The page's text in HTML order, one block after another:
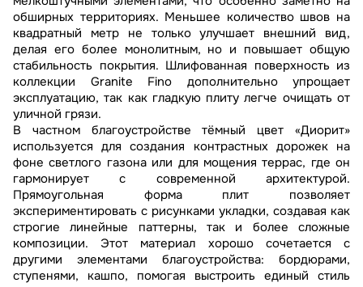
обширных территориях. Меньшее количество швов на
квадратный метр не только улучшает внешний вид,
делая его более монолитным, но и повышает общую
стабильность покрытия. Шлифованная поверхность из
коллекции Granite Fino дополнительно упрощает
эксплуатацию, так как гладкую плиту легче очищать от
уличной грязи.
В частном благоустройстве тёмный цвет «Диорит»
используется для создания контрастных дорожек на
фоне светлого газона или для мощения террас, где он
гармонирует с современной архитектурой.
Прямоугольная форма плит позволяет
экспериментировать с рисунками укладки, создавая как
строгие линейные паттерны, так и более сложные
композиции. Этот материал хорошо сочетается с
другими элементами благоустройства: бордюрами,
ступенями, кашпо, помогая выстроить единый стиль